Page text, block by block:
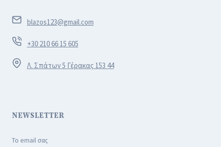
blazos123@gmail.com
+30 210 66 15 605
Λ. Σπάτων 5 Γέρακας 153 44
NEWSLETTER
Το email σας